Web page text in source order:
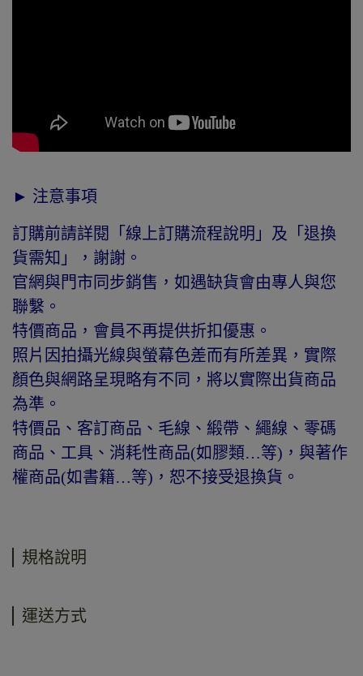
► 注意事項
訂購前請詳閱「線上訂購流程說明」及「退換
貨需知」，謝謝。
官網與門市同步銷售，如遇缺貨會由專人與您
聯繫。
特價商品，會員不再提供折扣優惠。
照片因拍攝光線與螢幕色差而有所差異，實際
顏色與網路呈現略有不同，將以實際出貨商品
為準。
特價品、客訂商品、毛線、緞帶、繩線、零碼
商品、工具、消耗性商品(如膠類…等)，與著作
權商品(如書籍…等)，恕不接受退換貨。
規格說明
運送方式